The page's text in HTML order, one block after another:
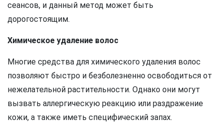
сеансов, и данный метод может быть
дорогостоящим.
Химическое удаление волос
Многие средства для химического удаления волос
позволяют быстро и безболезненно освободиться от
нежелательной растительности. Однако они могут
вызвать аллергическую реакцию или раздражение
кожи, а также иметь специфический запах.